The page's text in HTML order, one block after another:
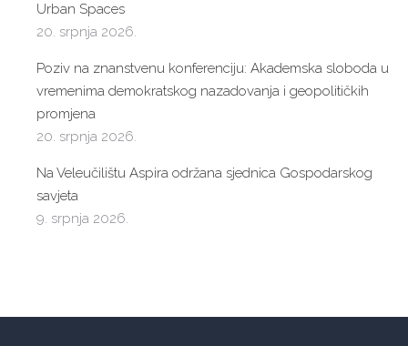
Urban Spaces
20. srpnja 2026.
Poziv na znanstvenu konferenciju: Akademska sloboda u
vremenima demokratskog nazadovanja i geopolitičkih
promjena
20. srpnja 2026.
Na Veleučilištu Aspira održana sjednica Gospodarskog
savjeta
9. srpnja 2026.